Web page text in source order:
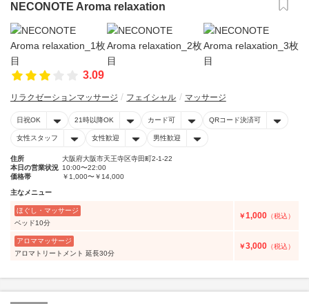
NECONOTE Aroma relaxation
3.09
リラクゼーションマッサージ フェイシャル マッサージ
日祝OK 21時以降OK カード可 QRコード決済可
女性スタッフ 女性歓迎 男性歓迎
住所
大阪府大阪市天王寺区寺田町2-1-22
本日の営業状況 10:00〜22:00
価格帯
￥1,000〜￥14,000
主なメニュー
ほぐし・マッサージ
ベッド10分
￥1,000 （税込）
アロママッサージ
アロマトリートメント 延長30分
￥3,000 （税込）